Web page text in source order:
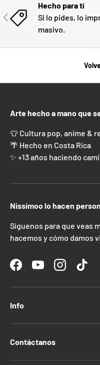
ANTERIOR
Hecho para tí
Si lo pides, lo
masivo.
Arte hecho a mano que
👕 Cultura pop, anime &
🌴 Hecho en Costa Rica
✨ +13 años haciendo
Nissimoo lo hacen
Síguenos para que veas
hacemos y cómo damos
FacebookYouTubeInstagramTikTok
Info
Contáctanos